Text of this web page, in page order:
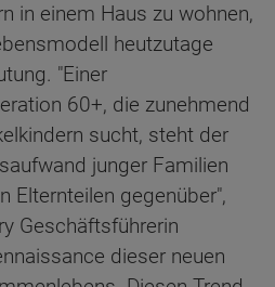
in einem Haus zu wohnen,
heutzutage
"Einer
60+, die zunehmend
sucht, steht der
junger Familien
Elternteilen gegenüber",
Geschäftsführerin
dieser neuen